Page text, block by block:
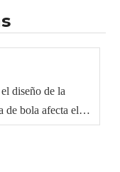
diseño de la
de bola afecta el
y el rendimiento del